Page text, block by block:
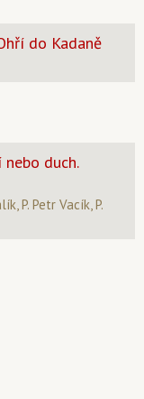
do Kadaně
duch.
P. Petr Vacík, P.